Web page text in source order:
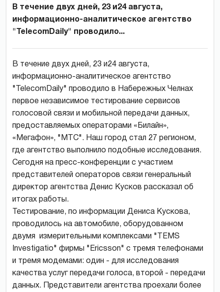
В течение двух дней, 23 и24 августа,
информационно-аналитическое агентство
"TelecomDaily" проводило...
В течение двух дней, 23 и24 августа,
информационно-аналитическое агентство
"TelecomDaily" проводило в Набережных Челнах
первое независимое тестирование сервисов
голосовой связи и мобильной передачи данных,
предоставляемых операторами «Билайн»,
«Мегафон», "МТС". Наш город стал 27 регионом,
где агентство выполнило подобные исследования.
Сегодня на пресс-конференции с участием
представителей операторов связи генеральный
директор агентства Денис Кусков рассказал об
итогах работы.
Тестирование, по информации Дениса Кускова,
проводилось на автомобиле, оборудованном
двумя измерительными комплексами "TEMS
Investigatio" фирмы "Ericsson" с тремя телефонами
и тремя модемами: один - для исследования
качества услуг передачи голоса, второй - передачи
данных. Представители агентства проехали более